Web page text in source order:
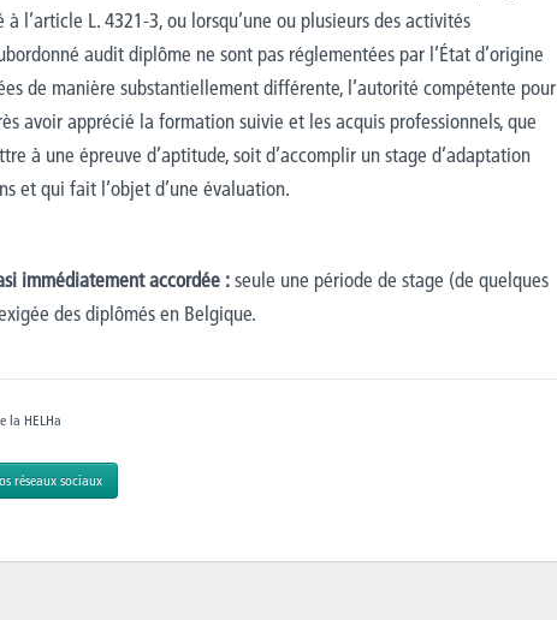
l’article L. 4321-3, ou lorsqu’une ou plusieurs des activités
audit diplôme ne sont pas réglementées par l’État d’origine
de manière substantiellement différente, l’autorité compétente pour
avoir apprécié la formation suivie et les acquis professionnels, que
à une épreuve d’aptitude, soit d’accomplir un stage d’adaptation
et qui fait l’objet d’une évaluation.
immédiatement accordée :seule une période de stage (de quelques
des diplômés en Belgique.
la HELHa
réseaux sociaux